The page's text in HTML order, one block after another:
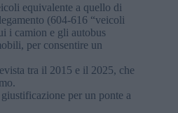
equivalente a quello di
(604-616 “veicoli
i camion e gli autobus
per consentire un
tra il 2015 e il 2025, che
per un ponte a